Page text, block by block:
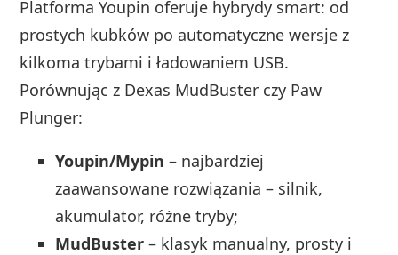
Platforma Youpin oferuje hybrydy smart: od
prostych kubków po automatyczne wersje z
kilkoma trybami i ładowaniem USB.
Porównując z Dexas MudBuster czy Paw
Plunger:
Youpin/Mypin – najbardziej
zaawansowane rozwiązania – silnik,
akumulator, różne tryby;
MudBuster – klasyk manualny, prosty i